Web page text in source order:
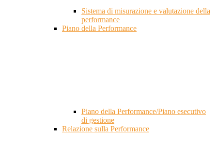
Sistema di misurazione e valutazione della
performance
Piano della Performance
Piano della Performance/Piano esecutivo
di gestione
Relazione sulla Performance